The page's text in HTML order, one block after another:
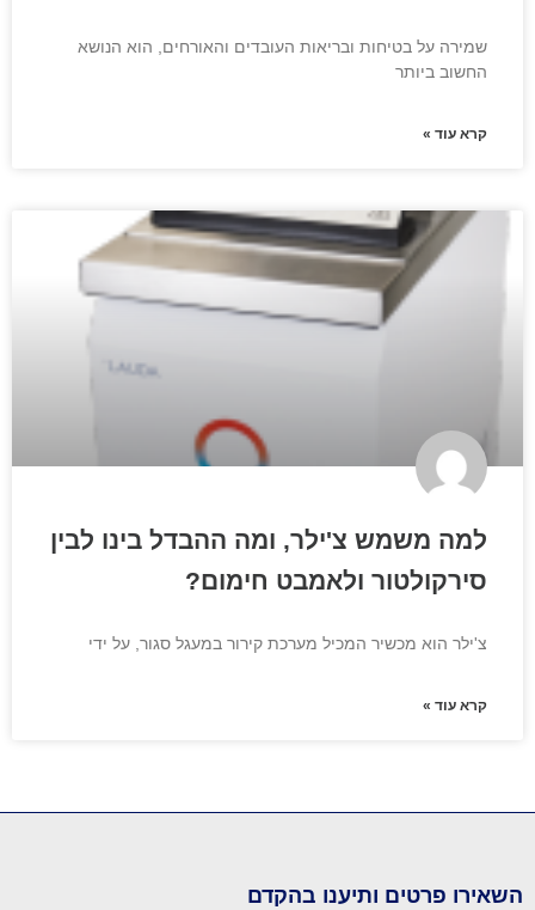
שמירה על בטיחות ובריאות העובדים והאורחים, הוא הנושא
החשוב ביותר
קרא עוד »
למה משמש צ'ילר, ומה ההבדל בינו לבין
סירקולטור ולאמבט חימום?
צ'ילר הוא מכשיר המכיל מערכת קירור במעגל סגור, על ידי
קרא עוד »
השאירו פרטים ותיענו בהקדם